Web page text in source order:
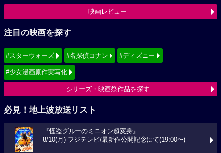
映画レビュー
注目の映画を探す
#スターウォーズ #名探偵コナン #ディズニー
#少女漫画原作実写化
シリーズ・映画祭作品を探す
必見！地上波放送リスト
『怪盗グルーのミニオン超変身』
8/10(月) フジテレビ/最新作公開記念にて(19:00〜)